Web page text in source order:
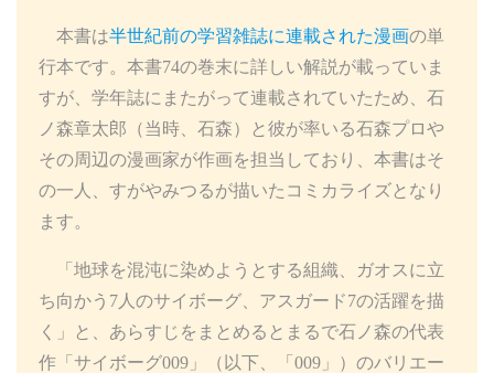
本書は半世紀前の学習雑誌に連載された漫画の単
行本です。本書74の巻末に詳しい解説が載っていま
すが、学年誌にまたがって連載されていたため、石
ノ森章太郎（当時、石森）と彼が率いる石森プロや
その周辺の漫画家が作画を担当しており、本書はそ
の一人、すがやみつるが描いたコミカライズとなり
ます。
「地球を混沌に染めようとする組織、ガオスに立
ち向かう7人のサイボーグ、アスガード7の活躍を描
く」と、あらすじをまとめるとまるで石ノ森の代表
作「サイボーグ009」（以下、「009」）のバリエー